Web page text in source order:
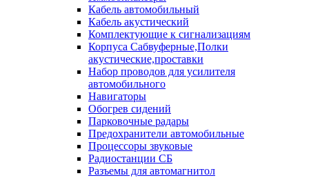
Кабель автомобильный
Кабель акустический
Комплектующие к сигнализациям
Корпуса Сабвуферные,Полки
акустические,проставки
Набор проводов для усилителя
автомобильного
Навигаторы
Обогрев сидений
Парковочные радары
Предохранители автомобильные
Процессоры звуковые
Радиостанции СБ
Разъемы для автомагнитол